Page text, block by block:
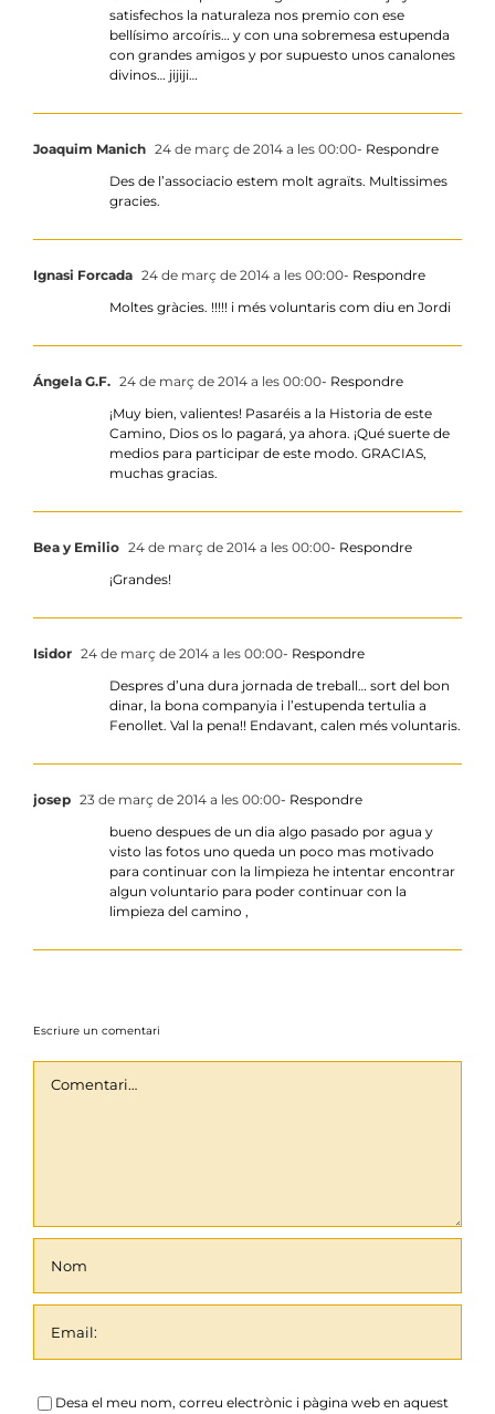
satisfechos la naturaleza nos premio con ese
bellísimo arcoíris… y con una sobremesa estupenda
con grandes amigos y por supuesto unos canalones
divinos… jijiji…
Joaquim Manich 24 de març de 2014 a les 00:00- Respondre
Des de l’associacio estem molt agraïts. Multissimes
gracies.
Ignasi Forcada 24 de març de 2014 a les 00:00- Respondre
Moltes gràcies. !!!!! i més voluntaris com diu en Jordi
Ángela G.F. 24 de març de 2014 a les 00:00- Respondre
¡Muy bien, valientes! Pasaréis a la Historia de este
Camino, Dios os lo pagará, ya ahora. ¡Qué suerte de
medios para participar de este modo. GRACIAS,
muchas gracias.
Bea y Emilio 24 de març de 2014 a les 00:00- Respondre
¡Grandes!
Isidor 24 de març de 2014 a les 00:00- Respondre
Despres d’una dura jornada de treball… sort del bon
dinar, la bona companyia i l’estupenda tertulia a
Fenollet. Val la pena!! Endavant, calen més voluntaris.
josep 23 de març de 2014 a les 00:00- Respondre
bueno despues de un dia algo pasado por agua y
visto las fotos uno queda un poco mas motivado
para continuar con la limpieza he intentar encontrar
algun voluntario para poder continuar con la
limpieza del camino ,
Escriure un comentari
Desa el meu nom, correu electrònic i pàgina web en aquest